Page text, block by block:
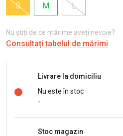
S
M L
Nu știți de ce mărime aveți nevoie?
Consultați tabelul de mărimi
Livrare la domiciliu
Nu este în stoc
-
Stoc magazin